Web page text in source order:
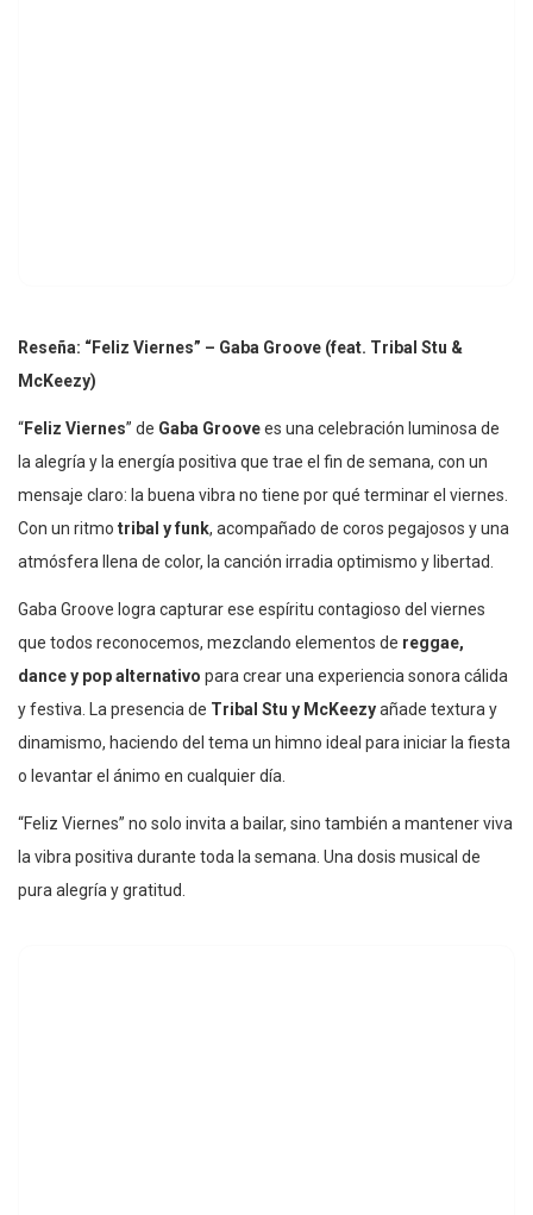
Reseña: “Feliz Viernes” – Gaba Groove (feat. Tribal Stu &
McKeezy)
“Feliz Viernes” de Gaba Groovees una celebración luminosa de
la alegría y la energía positiva que trae el fin de semana, con un
mensaje claro: la buena vibra no tiene por qué terminar el viernes.
Con un ritmo tribal y funk, acompañado de coros pegajosos y una
atmósfera llena de color, la canción irradia optimismo y libertad.
Gaba Groove logra capturar ese espíritu contagioso del viernes
que todos reconocemos, mezclando elementos de reggae,
dance y pop alternativo para crear una experiencia sonora cálida
y festiva. La presencia de Tribal Stu y McKeezyañade textura y
dinamismo, haciendo del tema un himno ideal para iniciar la fiesta
o levantar el ánimo en cualquier día.
“Feliz Viernes” no solo invita a bailar, sino también a mantener viva
la vibra positiva durante toda la semana. Una dosis musical de
pura alegría y gratitud.